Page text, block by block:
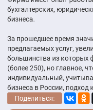
бухгалтерских,
бизнеса.
За прошедшее время
предлагаемых услуг,
большинства из которых
(более 250), но главное,
индивидуальный,
бизнеса в России, подход
Поделиться: